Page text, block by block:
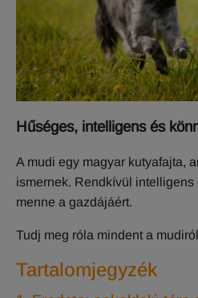
Hűséges, intelligens és
A mudi egy magyar kutyafajta,
ismernek. Rendkívül intelligens
menne a gazdájáért.
Tudj meg róla mindent a
Tartalomjegyzék